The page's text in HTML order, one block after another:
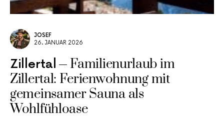
JOSEF
26. JANUAR 2026
Zillertal
Familienurlaub im
Zillertal: Ferienwohnung mit
gemeinsamer Sauna als
Wohlfühloase